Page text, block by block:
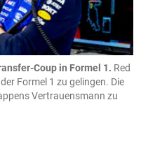
Coup in Formel 1. Red
Formel 1 zu gelingen. Die
Vertrauensmann zu